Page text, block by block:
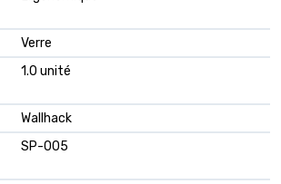
Verre
1.0 unité
Wallhack
SP-005